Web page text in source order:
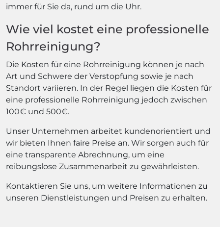
immer für Sie da, rund um die Uhr.
Wie viel kostet eine professionelle
Rohrreinigung?
Die Kosten für eine Rohrreinigung können je nach
Art und Schwere der Verstopfung sowie je nach
Standort variieren. In der Regel liegen die Kosten für
eine professionelle Rohrreinigung jedoch zwischen
100€ und 500€.
Unser Unternehmen arbeitet kundenorientiert und
wir bieten Ihnen faire Preise an. Wir sorgen auch für
eine transparente Abrechnung, um eine
reibungslose Zusammenarbeit zu gewährleisten.
Kontaktieren Sie uns, um weitere Informationen zu
unseren Dienstleistungen und Preisen zu erhalten.